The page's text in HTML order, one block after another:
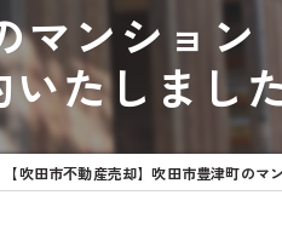
戸建て
土地
マンション
アパート
マンショ
たしまし
【吹田市不動産売却】吹田市豊津町のマ